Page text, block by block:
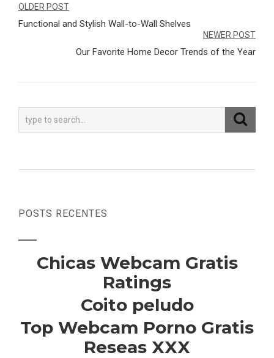
Navegação
de
OLDER POST
Functional and Stylish Wall-to-Wall Shelves
NEWER POST
Our Favorite Home Decor Trends of the Year
POSTS RECENTES
Chicas Webcam Gratis
Ratings
Coito peludo
Top Webcam Porno Gratis
Reseas XXX